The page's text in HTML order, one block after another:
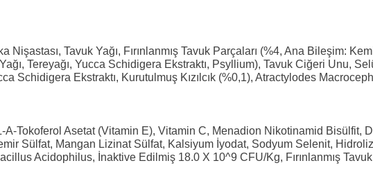
Tavuk Yağı, Fırınlanmış Tavuk Parçaları (%4, Ana Bileşim:
Tereyağı, Yucca Schidigera Ekstraktı, Psyllium), Tavuk Ciğeri Unu,
Schidigera Ekstraktı, Kurutulmuş Kızılcık (%0,1), Atractylodes
Tokoferol Asetat (Vitamin E), Vitamin C, Menadion Nikotinamid Bisülfit,
Sülfat, Mangan Lizinat Sülfat, Kalsiyum İyodat, Sodyum Selenit,
Acidophilus, İnaktive Edilmiş 18.0 X 10^9 CFU/Kg, Fırınlanmış Tavuk